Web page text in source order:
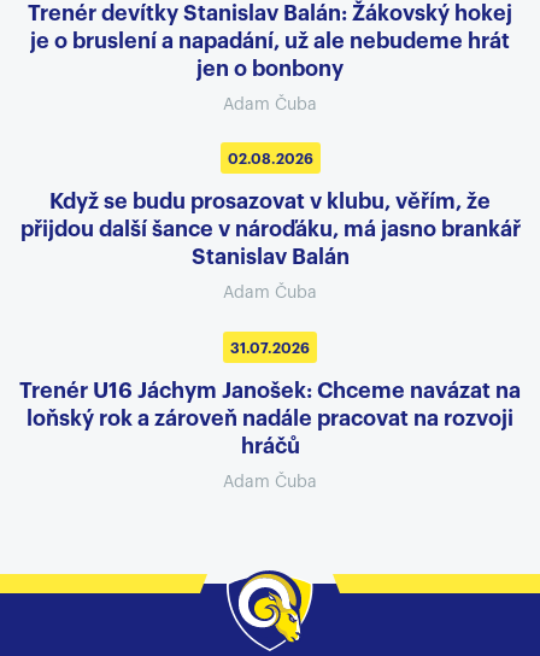
Trenér devítky Stanislav Balán: Žákovský hokej
je o bruslení a napadání, už ale nebudeme hrát
jen o bonbony
Adam Čuba
02.08.2026
Když se budu prosazovat v klubu, věřím, že
přijdou další šance v nároďáku, má jasno brankář
Stanislav Balán
Adam Čuba
31.07.2026
Trenér U16 Jáchym Janošek: Chceme navázat na
loňský rok a zároveň nadále pracovat na rozvoji
hráčů
Adam Čuba